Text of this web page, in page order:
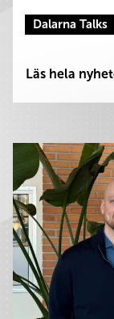
Dalarna Talks
Läs hela